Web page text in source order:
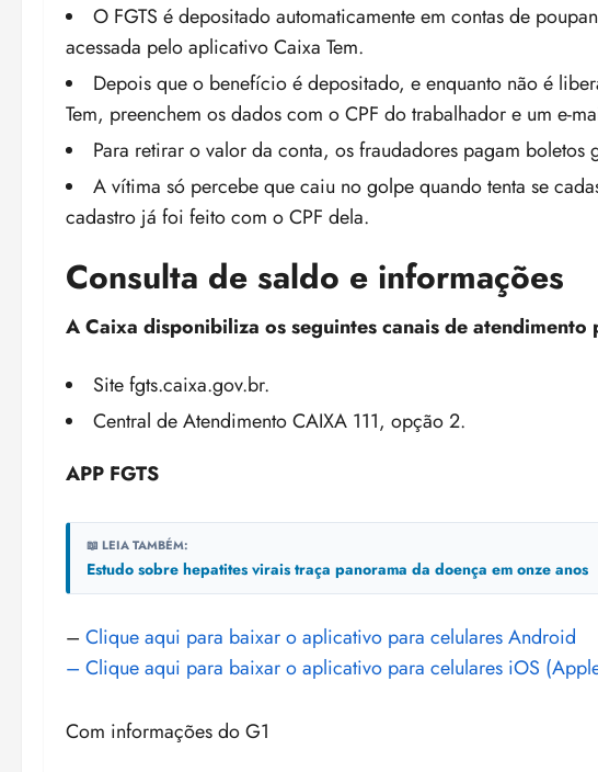
O FGTS é depositado automaticamente em contas de
acessada pelo aplicativo Caixa Tem.
Depois que o benefício é depositado, e enquanto não é
Tem, preenchem os dados com o CPF do trabalhador e um e-
Para retirar o valor da conta, os fraudadores pagam
A vítima só percebe que caiu no golpe quando tenta se
cadastro já foi feito com o CPF dela.
Consulta de saldo e informações
A Caixa disponibiliza os seguintes canais de atendimento
Site fgts.caixa.gov.br.
Central de Atendimento CAIXA 111, opção 2.
APP FGTS
📖 LEIA TAMBÉM:
Estudo sobre hepatites virais traça panorama da doença em onze anos
– Clique aqui para baixar o aplicativo para celulares Android
– Clique aqui para baixar o aplicativo para celulares iOS
Com informações do G1